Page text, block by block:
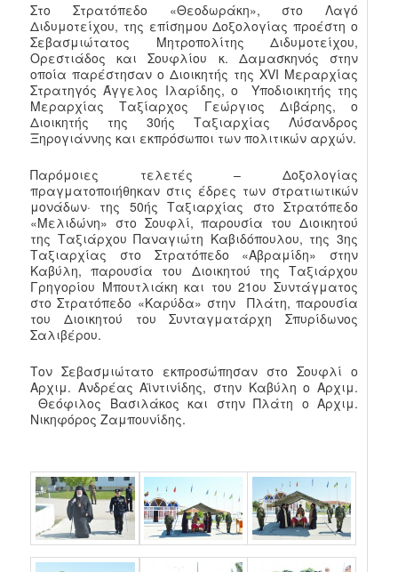
Στο Στρατόπεδο «Θεοδωράκη», στο Λαγό
Διδυμοτείχου, της επίσημου Δοξολογίας προέστη ο
Σεβασμιώτατος Μητροπολίτης Διδυμοτείχου,
Ορεστιάδος και Σουφλίου κ. Δαμασκηνός στην
οποία παρέστησαν ο Διοικητής της XVI Μεραρχίας
Στρατηγός Άγγελος Ιλαρίδης, ο Υποδιοικητής της
Μεραρχίας Ταξίαρχος Γεώργιος Διβάρης, ο
Διοικητής της 30ής Ταξιαρχίας Λύσανδρος
Ξηρογιάννης και εκπρόσωποι των πολιτικών αρχών.
Παρόμοιες τελετές – Δοξολογίας
πραγματοποιήθηκαν στις έδρες των στρατιωτικών
μονάδων· της 50ής Ταξιαρχίας στο Στρατόπεδο
«Μελιδώνη» στο Σουφλί, παρουσία του Διοικητού
της Ταξιάρχου Παναγιώτη Καβιδόπουλου, της 3ης
Ταξιαρχίας στο Στρατόπεδο «Αβραμίδη» στην
Καβύλη, παρουσία του Διοικητού της Ταξιάρχου
Γρηγορίου Μπουτλιάκη και του 21ου Συντάγματος
στο Στρατόπεδο «Καρύδα» στην Πλάτη, παρουσία
του Διοικητού του Συνταγματάρχη Σπυρίδωνος
Σαλιβέρου.
Τον Σεβασμιώτατο εκπροσώπησαν στο Σουφλί ο
Αρχιμ. Ανδρέας Αϊντινίδης, στην Καβύλη ο Αρχιμ.
Θεόφιλος Βασιλάκος και στην Πλάτη ο Αρχιμ.
Νικηφόρος Ζαμπουνίδης.